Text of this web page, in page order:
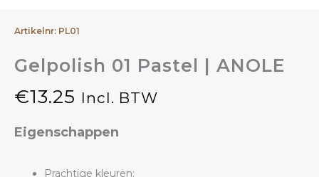
Artikelnr: PL01
Gelpolish 01 Pastel | ANOLE
€13.25 Incl. BTW
Eigenschappen
Prachtige kleuren;